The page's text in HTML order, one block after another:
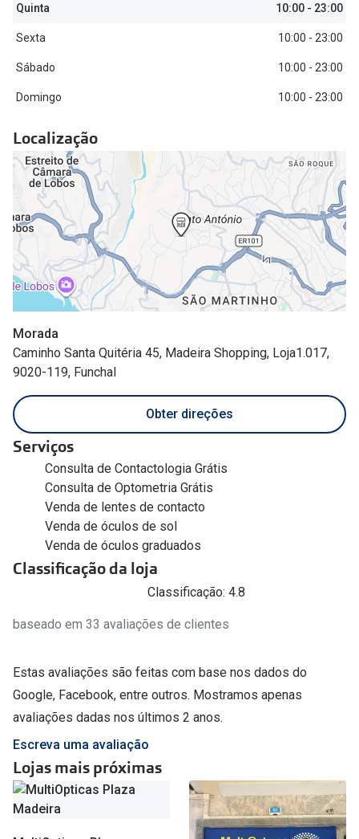
Formatos
🆕 Guia de Compras para o formato do seu
rosto
O sol e as crianças
Óculos de sol para todos
Lifestyle
Saiba mais sobre as suas marcas favoritas
Quinta 10:00 - 23:00
Sexta 10:00 - 23:00
Sábado 10:00 - 23:00
Domingo 10:00 - 23:00
Localização
Morada
Caminho Santa Quitéria 45, Madeira Shopping, Loja1.017,
9020-119, Funchal
Obter direções
Serviços
Consulta de Contactologia Grátis
Consulta de Optometria Grátis
Venda de lentes de contacto
Venda de óculos de sol
Venda de óculos graduados
Classificação da loja
Classificação: 4.8
baseado em 33 avaliações de clientes
Estas avaliações são feitas com base nos dados do
Google, Facebook, entre outros. Mostramos apenas
avaliações dadas nos últimos 2 anos.
Escreva uma avaliação
Lojas mais próximas